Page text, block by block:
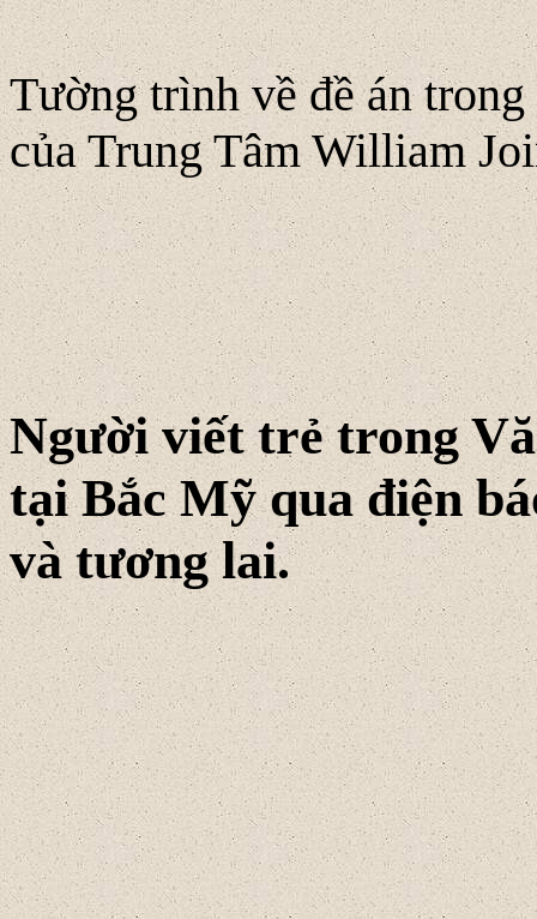
Tường trình về đề án
của Trung Tâm William
Người viết trẻ trong
tại Bắc Mỹ qua điện
và tương lai.